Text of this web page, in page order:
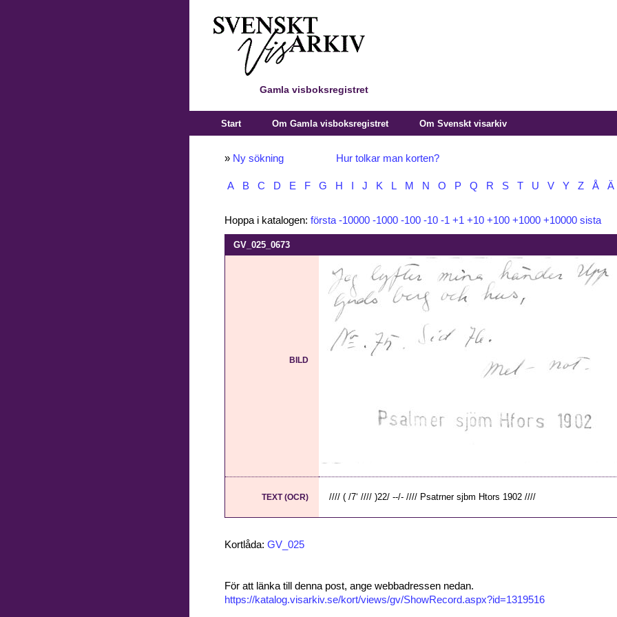
Gamla visboksregistret
Start Om Gamla visboksregistret Om Svenskt visarkiv
» Ny sökning Hur tolkar man korten?
A B C D E F G H J K L M N O P Q R S T U V Y Z Å Ä
Hoppa i katalogen: första -10000 -1000 -100 -10 -1 +1 +10 +100 +1000 +10000 sista
GV_025_0673
BILD
TEXT (OCR) //// ( /7‘ //// )22/ --/- //// Psatrner sjbm Htors 1902 ////
Kortlåda: GV_025
För att länka till denna post, ange webbadressen nedan.
https://katalog.visarkiv.se/kort/views/gv/ShowRecord.aspx?id=1319516